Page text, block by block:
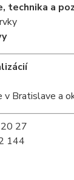
technika a
v Bratislave a
27
144